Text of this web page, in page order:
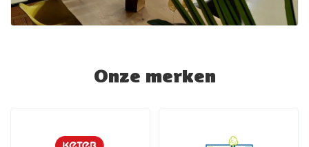
Onze merken